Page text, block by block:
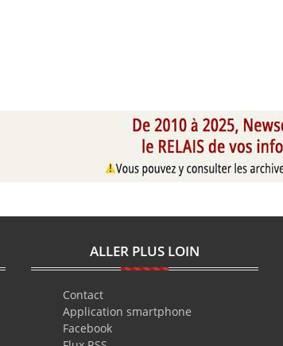
ALLER PLUS LOIN
Contact
Application smartphone
Facebook